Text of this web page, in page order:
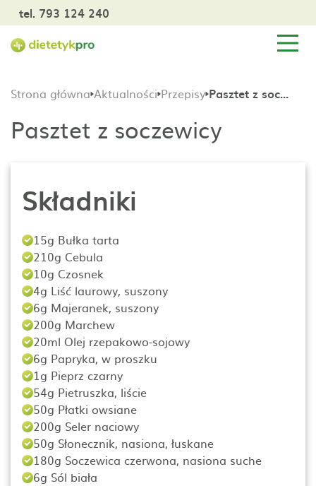
tel. 793 124 240
Strona główna Aktualności Przepisy Pasztet z soczewicy
Pasztet z soczewicy
Składniki
15g Bułka tarta
210g Cebula
10g Czosnek
4g Liść laurowy, suszony
6g Majeranek, suszony
200g Marchew
20ml Olej rzepakowo-sojowy
6g Papryka, w proszku
1g Pieprz czarny
54g Pietruszka, liście
50g Płatki owsiane
200g Seler naciowy
50g Słonecznik, nasiona, łuskane
180g Soczewica czerwona, nasiona suche
6g Sól biała